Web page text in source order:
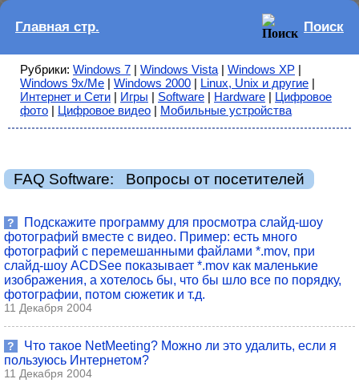
Главная стр. Поиск
Рубрики: Windows 7 | Windows Vista | Windows XP |
Windows 9x/Me | Windows 2000 | Linux, Unix и другие |
Интернет и Сети | Игры | Software | Hardware | Цифровое
фото | Цифровое видео | Мобильные устройства
FAQ Software: Вопросы от посетителей
?
Подскажите программу для просмотра слайд-шоу
фотографий вместе с видео. Пример: есть много
фотографий с перемешанными файлами *.mov, при
слайд-шоу ACDSee показывает *.mov как маленькие
изображения, а хотелось бы, что бы шло все по порядку,
фотографии, потом сюжетик и т.д.
11 Декабря 2004
?
Что такое NetMeeting? Можно ли это удалить, если я
пользуюсь Интернетом?
11 Декабря 2004